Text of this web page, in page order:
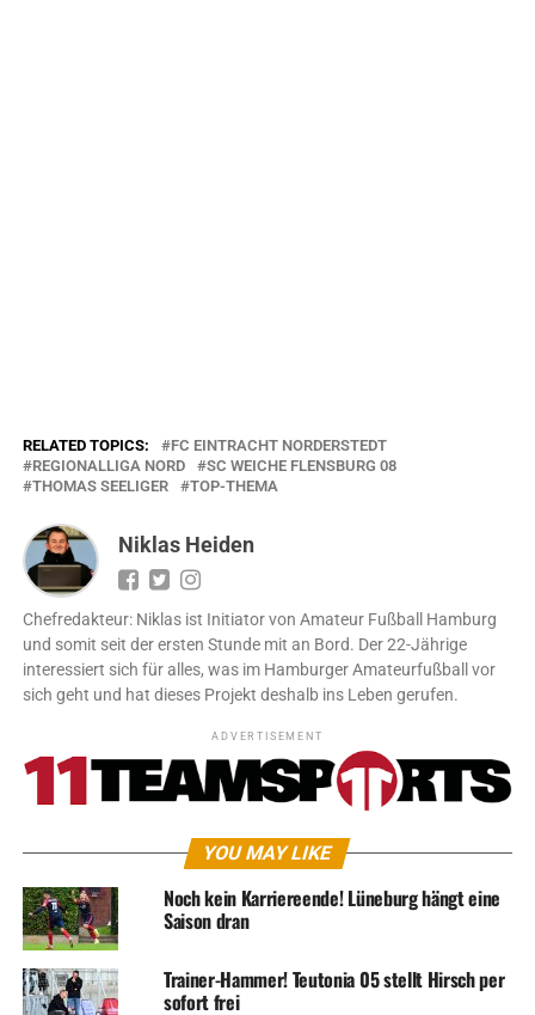
RELATED TOPICS:
FC EINTRACHT NORDERSTEDT
REGIONALLIGA NORD
SC WEICHE FLENSBURG 08
THOMAS SEELIGER
TOP-THEMA
Niklas Heiden
Chefredakteur: Niklas ist Initiator von Amateur Fußball Hamburg
und somit seit der ersten Stunde mit an Bord. Der 22-Jährige
interessiert sich für alles, was im Hamburger Amateurfußball vor
sich geht und hat dieses Projekt deshalb ins Leben gerufen.
ADVERTISEMENT
YOU MAY LIKE
Noch kein Karriereende! Lüneburg hängt eine
Saison dran
Trainer-Hammer! Teutonia 05 stellt Hirsch per
sofort frei